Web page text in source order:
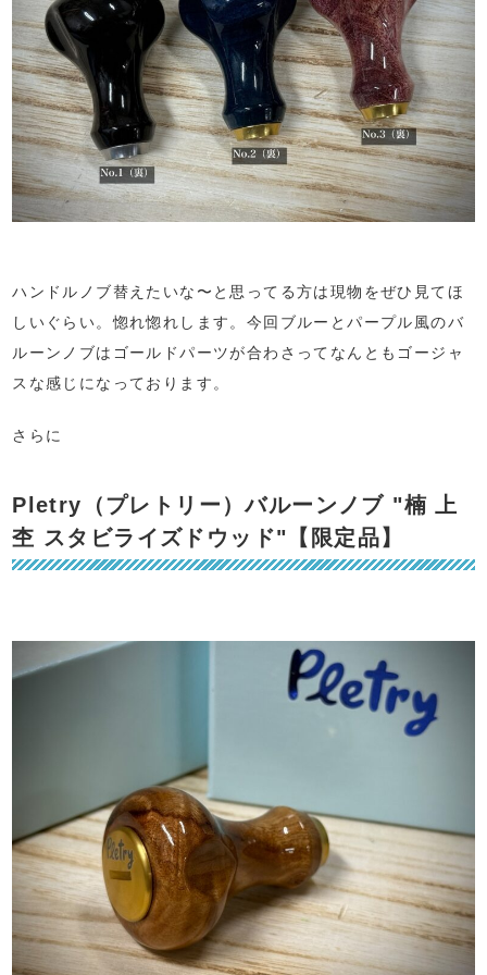
ハンドルノブ替えたいな〜と思ってる方は現物をぜひ見てほ
しいぐらい。惚れ惚れします。今回ブルーとパープル風のバ
ルーンノブはゴールドパーツが合わさってなんともゴージャ
スな感じになっております。
さらに
Pletry（プレトリー）バルーンノブ "楠 上
杢 スタビライズドウッド"【限定品】